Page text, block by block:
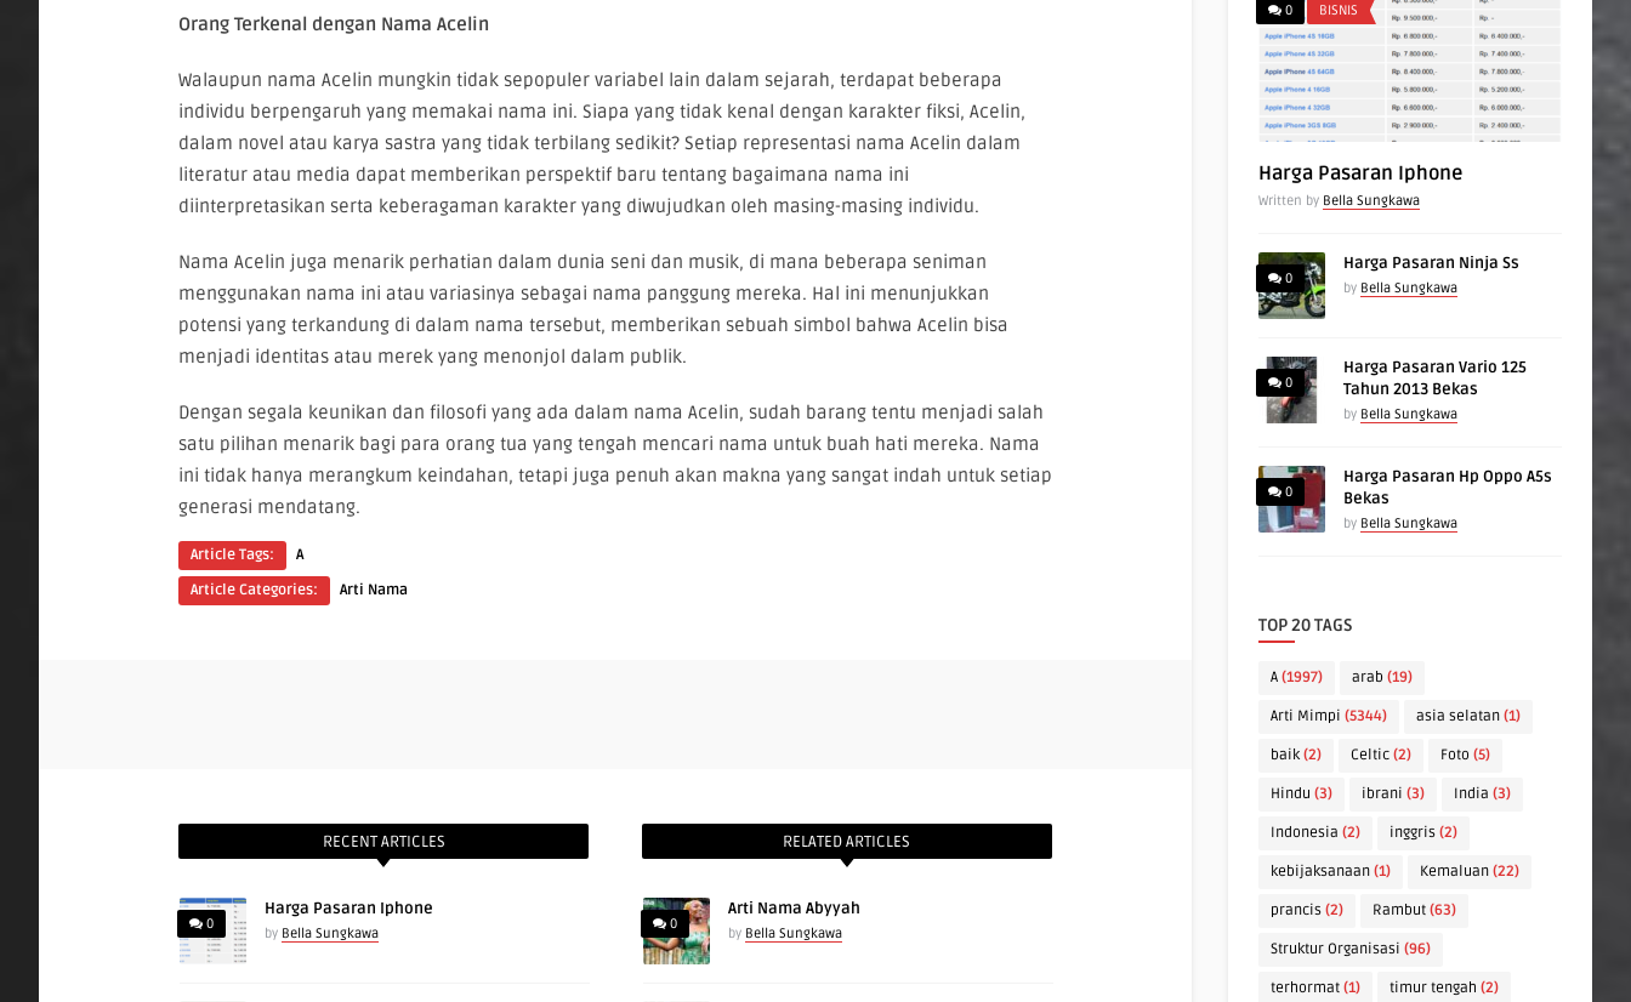
Orang Terkenal dengan Nama Acelin
Walaupun nama Acelin mungkin tidak sepopuler variabel lain dalam sejarah, terdapat beberapa
individu berpengaruh yang memakai nama ini. Siapa yang tidak kenal dengan karakter fiksi, Acelin,
dalam novel atau karya sastra yang tidak terbilang sedikit? Setiap representasi nama Acelin dalam
literatur atau media dapat memberikan perspektif baru tentang bagaimana nama ini
diinterpretasikan serta keberagaman karakter yang diwujudkan oleh masing-masing individu.
Nama Acelin juga menarik perhatian dalam dunia seni dan musik, di mana beberapa seniman
menggunakan nama ini atau variasinya sebagai nama panggung mereka. Hal ini menunjukkan
potensi yang terkandung di dalam nama tersebut, memberikan sebuah simbol bahwa Acelin bisa
menjadi identitas atau merek yang menonjol dalam publik.
Dengan segala keunikan dan filosofi yang ada dalam nama Acelin, sudah barang tentu menjadi salah
satu pilihan menarik bagi para orang tua yang tengah mencari nama untuk buah hati mereka. Nama
ini tidak hanya merangkum keindahan, tetapi juga penuh akan makna yang sangat indah untuk setiap
generasi mendatang.
Article Tags:
A
Article Categories:
Arti Nama
RECENT ARTICLES
0
Harga Pasaran Iphone
by Bella Sungkawa
RELATED ARTICLES
0
Arti Nama Abyyah
by Bella Sungkawa
0 BISNIS
Harga Pasaran Iphone
Written by Bella Sungkawa
0
Harga Pasaran Ninja Ss
by Bella Sungkawa
0
Harga Pasaran Vario 125
Tahun 2013 Bekas
by Bella Sungkawa
0
Harga Pasaran Hp Oppo A5s
Bekas
by Bella Sungkawa
TOP 20 TAGS
A (1997) arab (19)
Arti Mimpi (5344) asia selatan (1)
baik (2) Celtic (2) Foto (5)
Hindu (3) ibrani (3) India (3)
Indonesia (2) inggris (2)
kebijaksanaan (1) Kemaluan (22)
prancis (2) Rambut (63)
Struktur Organisasi (96)
terhormat (1) timur tengah (2)